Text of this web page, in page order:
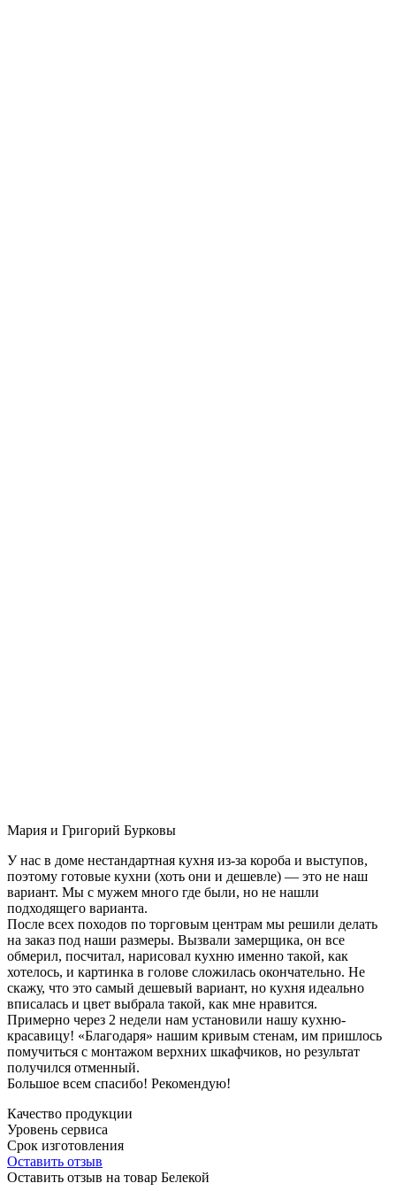
Мария и Григорий Бурковы
У нас в доме нестандартная кухня из-за короба и выступов,
поэтому готовые кухни (хоть они и дешевле) — это не наш
вариант. Мы с мужем много где были, но не нашли
подходящего варианта.
После всех походов по торговым центрам мы решили делать
на заказ под наши размеры. Вызвали замерщика, он все
обмерил, посчитал, нарисовал кухню именно такой, как
хотелось, и картинка в голове сложилась окончательно. Не
скажу, что это самый дешевый вариант, но кухня идеально
вписалась и цвет выбрала такой, как мне нравится.
Примерно через 2 недели нам установили нашу кухню-
красавицу! «Благодаря» нашим кривым стенам, им пришлось
помучиться с монтажом верхних шкафчиков, но результат
получился отменный.
Большое всем спасибо! Рекомендую!
Качество продукции
Уровень сервиса
Срок изготовления
Оставить отзыв
Оставить отзыв на товар Белекой